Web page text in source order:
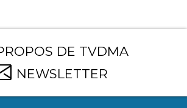
DE TVDMA
NEWSLETTER